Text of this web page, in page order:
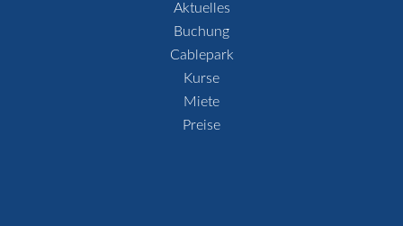
Aktuelles
Buchung
Cablepark
Kurse
Miete
Preise